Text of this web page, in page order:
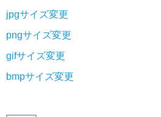
jpgサイズ変更
pngサイズ変更
gifサイズ変更
bmpサイズ変更